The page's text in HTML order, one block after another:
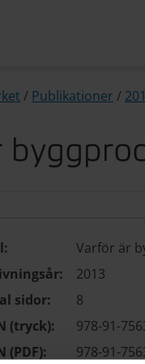
/ Publikationer /
Varför är
2013
sidor:
8
(tryck):
978-91-
(PDF):
978-91-